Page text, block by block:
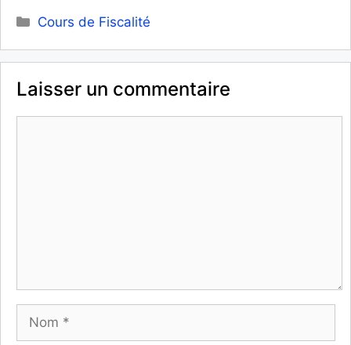
Catégories
Cours de Fiscalité
Laisser un commentaire
Nom